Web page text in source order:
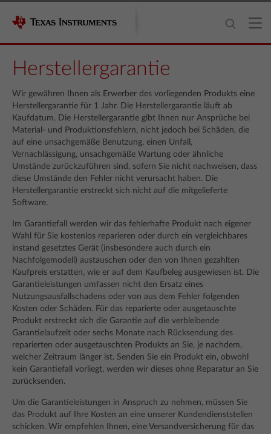
Herstellergarantie
Wir gewähren Ihnen als Erwerber des vorliegenden Produkts eine
Herstellergarantie für 1 Jahr. Die Herstellergarantie läuft ab
Kaufdatum. Die Herstellergarantie gibt Ihnen nur Ansprüche bei
Material- und Produktionsfehlern, nicht jedoch bei Schäden, die
auf eine unsachgemäße Benutzung, einen Unfall,
Vernachlässigung, unsachgemäße Wartung oder ähnliche
Umstände zurückzuführen sind, sofern Sie nicht nachweisen, dass
diese Umstände den Fehler nicht verursacht haben. Die
Herstellergarantie erstreckt sich nicht auf die mitgelieferte
Software.
Im Garantiefall werden wir das fehlerhafte Produkt nach eigener
Wahl für Sie kostenlos reparieren oder durch ein vergleichbares
instand gesetztes Gerät (insbesondere auch durch ein
Nachfolgemodell) austauschen oder den von Ihnen gezahlten
Kaufpreis erstatten, wie er auf dem Kaufbeleg ausgewiesen ist. Die
Garantieleistungen umfassen nicht den Ersatz eines
Nutzungsausfallschadens oder von aus dem Fehler folgenden
Kosten oder Schäden. Für das reparierte oder ausgetauschte
Produkt erstreckt sich die Garantie auf die verbleibende
Garantielaufzeit oder sechs Monate nach Rücksendung des
reparierten oder ausgetauschten Produkts an Sie, je nachdem,
welcher Zeitraum länger ist. Senden Sie ein Produkt ein, obwohl
kein Garantiefall vorliegt, werden wir dieses ohne Reparatur an Sie
zurücksenden.
Um die Garantieleistungen in Anspruch zu nehmen, müssen Sie
das Produkt auf Ihre Kosten an eine unserer Kundendienststellen
schicken. Wir empfehlen Ihnen, eine Versandversicherung für das